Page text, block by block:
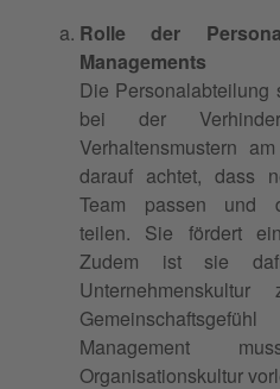
Rolle der
Managements
Die Personalabteilung
bei der
Verhaltensmustern
darauf achtet, dass
Team passen und
teilen. Sie fördert
Zudem ist sie
Management
Organisationskultur